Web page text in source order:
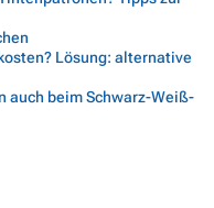
Lösung: alternative
auch beim Schwarz-Weiß-